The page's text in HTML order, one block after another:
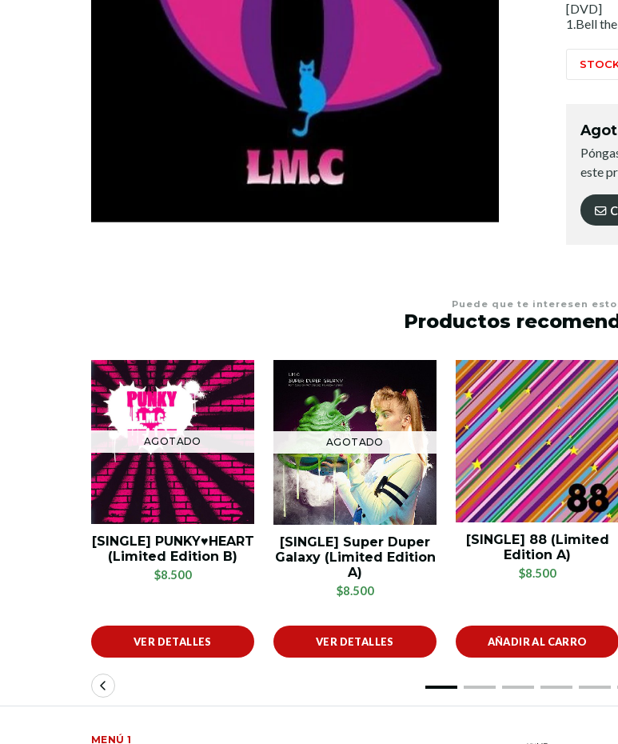
[DVD]
1.Bell
este
Puede que te interesen
Productos
AGOTADO
[SINGLE] PUNKY♥HEART
(Limited Edition B)
$8.500
VER DETALLES
AGOTADO
[SINGLE] Super Duper
Galaxy (Limited Edition
A)
$8.500
VER DETALLES
[SINGLE] 88 (Limited
Edition A)
$8.500
AÑADIR AL CARRO
MENÚ 1